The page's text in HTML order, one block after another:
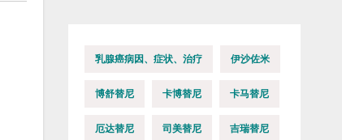
乳腺癌病因、症状、治疗 伊沙佐米
博舒替尼 卡博替尼 卡马替尼
厄达替尼 司美替尼 吉瑞替尼